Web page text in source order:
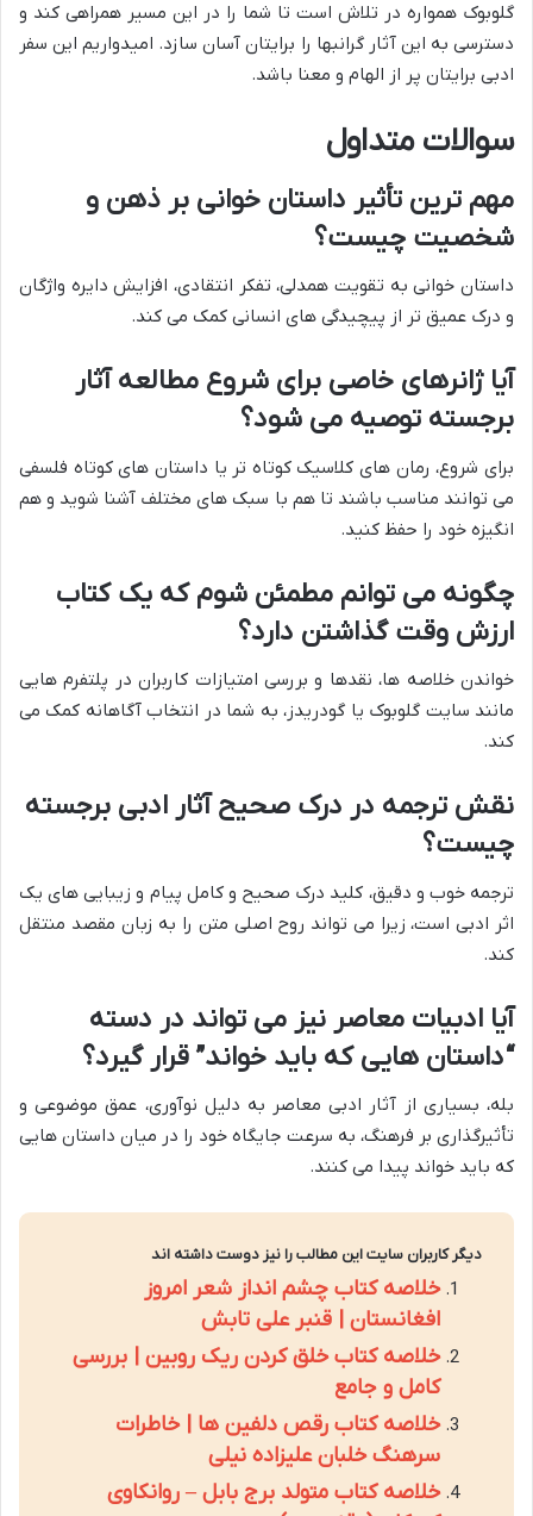
گلوبوک همواره در تلاش است تا شما را در این مسیر همراهی کند و
دسترسی به این آثار گرانبها را برایتان آسان سازد. امیدواریم این سفر
ادبی برایتان پر از الهام و معنا باشد.
سوالات متداول
مهم ترین تأثیر داستان خوانی بر ذهن و
شخصیت چیست؟
داستان خوانی به تقویت همدلی، تفکر انتقادی، افزایش دایره واژگان
و درک عمیق تر از پیچیدگی های انسانی کمک می کند.
آیا ژانرهای خاصی برای شروع مطالعه آثار
برجسته توصیه می شود؟
برای شروع، رمان های کلاسیک کوتاه تر یا داستان های کوتاه فلسفی
می توانند مناسب باشند تا هم با سبک های مختلف آشنا شوید و هم
انگیزه خود را حفظ کنید.
چگونه می توانم مطمئن شوم که یک کتاب
ارزش وقت گذاشتن دارد؟
خواندن خلاصه ها، نقدها و بررسی امتیازات کاربران در پلتفرم هایی
مانند سایت گلوبوک یا گودریدز، به شما در انتخاب آگاهانه کمک می
کند.
نقش ترجمه در درک صحیح آثار ادبی برجسته
چیست؟
ترجمه خوب و دقیق، کلید درک صحیح و کامل پیام و زیبایی های یک
اثر ادبی است، زیرا می تواند روح اصلی متن را به زبان مقصد منتقل
کند.
آیا ادبیات معاصر نیز می تواند در دسته
“داستان هایی که باید خواند” قرار گیرد؟
بله، بسیاری از آثار ادبی معاصر به دلیل نوآوری، عمق موضوعی و
تأثیرگذاری بر فرهنگ، به سرعت جایگاه خود را در میان داستان هایی
که باید خواند پیدا می کنند.
دیگر کاربران سایت این مطالب را نیز دوست داشته اند
خلاصه کتاب چشم انداز شعر امروز
افغانستان | قنبر علی تابش
خلاصه کتاب خلق کردن ریک روبین | بررسی
کامل و جامع
خلاصه کتاب رقص دلفین ها | خاطرات
سرهنگ خلبان علیزاده نیلی
خلاصه کتاب متولد برج بابل – روانکاوی